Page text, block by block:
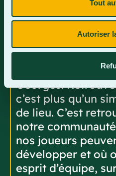
Tout
Autoriser
la fin d’une
nos étudiants-
raison de la grève
Georges.
c’est plus qu’un
de lieu. C’est
notre
nos joueurs
développer et où
esprit d’équipe,